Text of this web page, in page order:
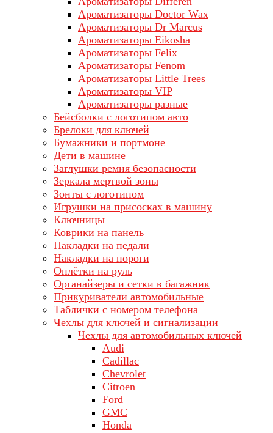
Ароматизаторы Doctor Wax
Ароматизаторы Dr Marcus
Ароматизаторы Eikosha
Ароматизаторы Felix
Ароматизаторы Fenom
Ароматизаторы Little Trees
Ароматизаторы VIP
Ароматизаторы разные
Бейсболки с логотипом авто
Брелоки для ключей
Бумажники и портмоне
Дети в машине
Заглушки ремня безопасности
Зеркала мертвой зоны
Зонты с логотипом
Игрушки на присосках в машину
Ключницы
Коврики на панель
Накладки на педали
Накладки на пороги
Оплётки на руль
Органайзеры и сетки в багажник
Прикуриватели автомобильные
Таблички с номером телефона
Чехлы для ключей и сигнализации
Чехлы для автомобильных ключей
Audi
Cadillac
Chevrolet
Citroen
Ford
GMC
Honda